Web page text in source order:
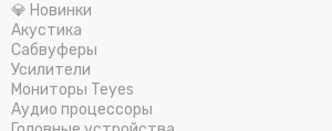
💎 Новинки
Акустика
Сабвуферы
Усилители
Мониторы Teyes
Аудио процессоры